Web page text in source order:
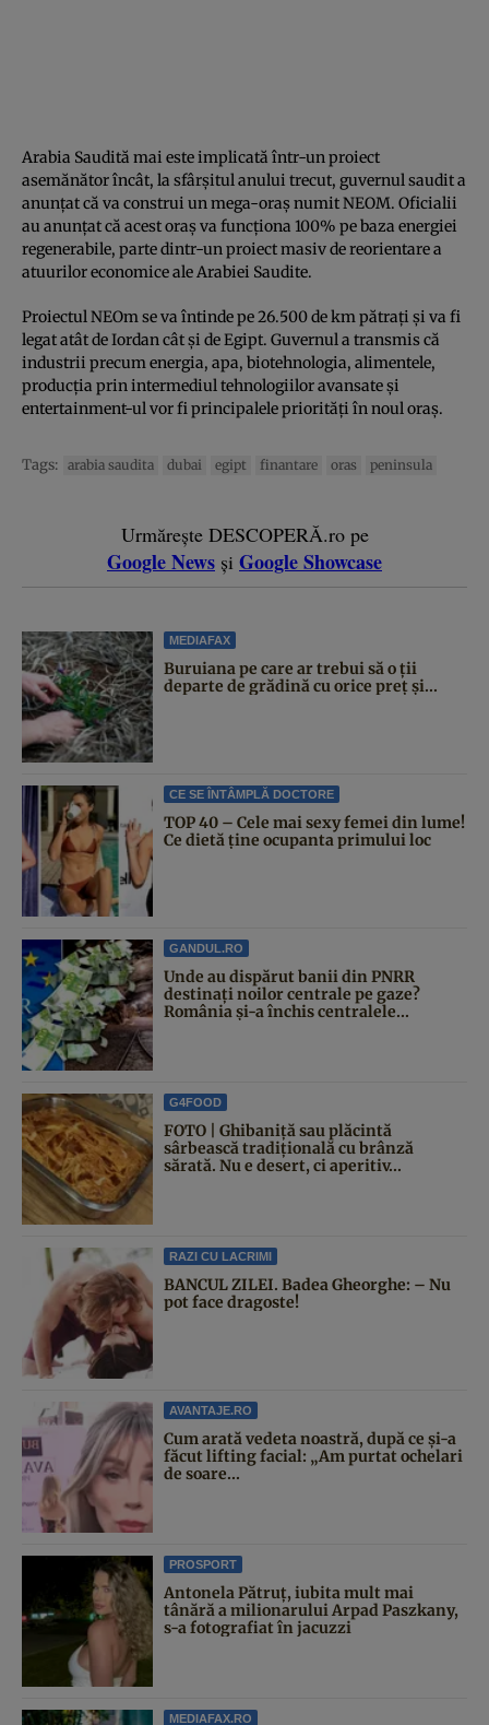
Arabia Saudită mai este implicată într-un proiect
asemănător încât, la sfârşitul anului trecut, guvernul saudit a
anunţat că va construi un mega-oraş numit NEOM. Oficialii
au anunţat că acest oraş va funcţiona 100% pe baza energiei
regenerabile, parte dintr-un proiect masiv de reorientare a
atuurilor economice ale Arabiei Saudite.
Proiectul NEOm se va întinde pe 26.500 de km pătraţi şi va fi
legat atât de Iordan cât şi de Egipt. Guvernul a transmis că
industrii precum energia, apa, biotehnologia, alimentele,
producţia prin intermediul tehnologiilor avansate şi
entertainment-ul vor fi principalele priorităţi în noul oraş.
Tags: arabia saudita dubai egipt finantare oras peninsula
Urmărește DESCOPERĂ.ro pe
Google News și Google Showcase
MEDIAFAX
Buruiana pe care ar trebui să o ții
departe de grădină cu orice preț și...
CE SE ÎNTÂMPLĂ DOCTORE
TOP 40 – Cele mai sexy femei din lume!
Ce dietă ține ocupanta primului loc
GANDUL.RO
Unde au dispărut banii din PNRR
destinați noilor centrale pe gaze?
România și-a închis centralele...
G4FOOD
FOTO | Ghibaniță sau plăcintă
sârbească tradițională cu brânză
sărată. Nu e desert, ci aperitiv...
RAZI CU LACRIMI
BANCUL ZILEI. Badea Gheorghe: – Nu
pot face dragoste!
AVANTAJE.RO
Cum arată vedeta noastră, după ce și-a
făcut lifting facial: „Am purtat ochelari
de soare...
PROSPORT
Antonela Pătruț, iubita mult mai
tânără a milionarului Arpad Paszkany,
s-a fotografiat în jacuzzi
MEDIAFAX.RO